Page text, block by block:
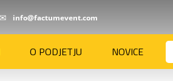
info@factumevent.com
O PODJETJU NOVICE